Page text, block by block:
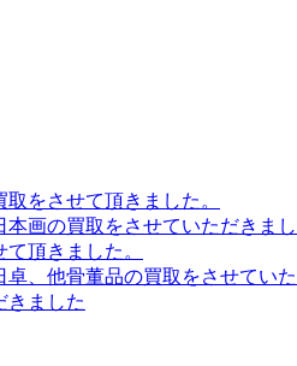
をさせて頂きました。
本画の買取をさせていただきま
頂きました。
卓、他骨董品の買取をさせてい
きました